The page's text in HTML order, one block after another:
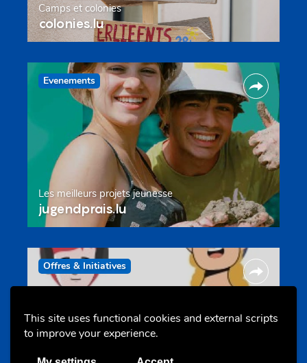
This site uses functional cookies and external scripts
to improve your experience.
Camps et colonies
colonies.lu
Evenements
Les meilleurs projets jeunesse
jugendprais.lu
Offres & Initiatives